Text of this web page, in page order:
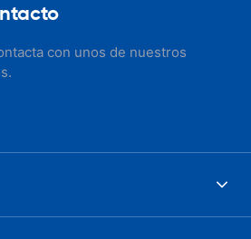
con unos de nuestros